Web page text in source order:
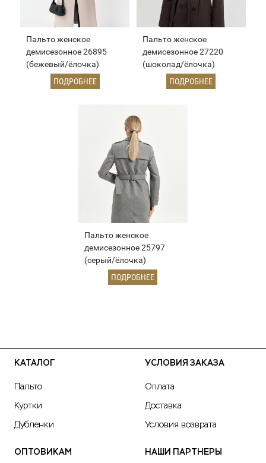
Пальто женское
демисезонное 26895
(бежевый/ёлочка)
ПОДРОБНЕЕ
Пальто женское
демисезонное 27220
(шоколад/ёлочка)
ПОДРОБНЕЕ
Пальто женское
демисезонное 25797
(серый/ёлочка)
ПОДРОБНЕЕ
КАТАЛОГ
Пальто
Куртки
Дубленки
УСЛОВИЯ ЗАКАЗА
Оплата
Доставка
Условия возврата
ОПТОВИКАМ НАШИ ПАРТНЕРЫ